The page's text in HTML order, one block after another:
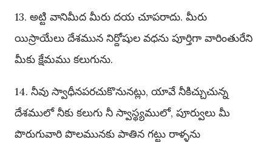
13. అట్టి వానిమీద మీరు దయ చూపరాదు. మీరు
యిస్రాయేలు దేశమున నిర్దోషుల వధను పూర్తిగా వారింతురేని
మీకు క్షేమము కలుగును.
14. నీవు స్వాధీనపరచుకొనునట్లు, యావే నీకిచ్చుచున్న
దేశములో నీకు కలుగు నీ స్వాస్థ్యములో, పూర్వులు మీ
పొరుగువారి పొలమునకు పాతిన గట్టు రాళ్ళను